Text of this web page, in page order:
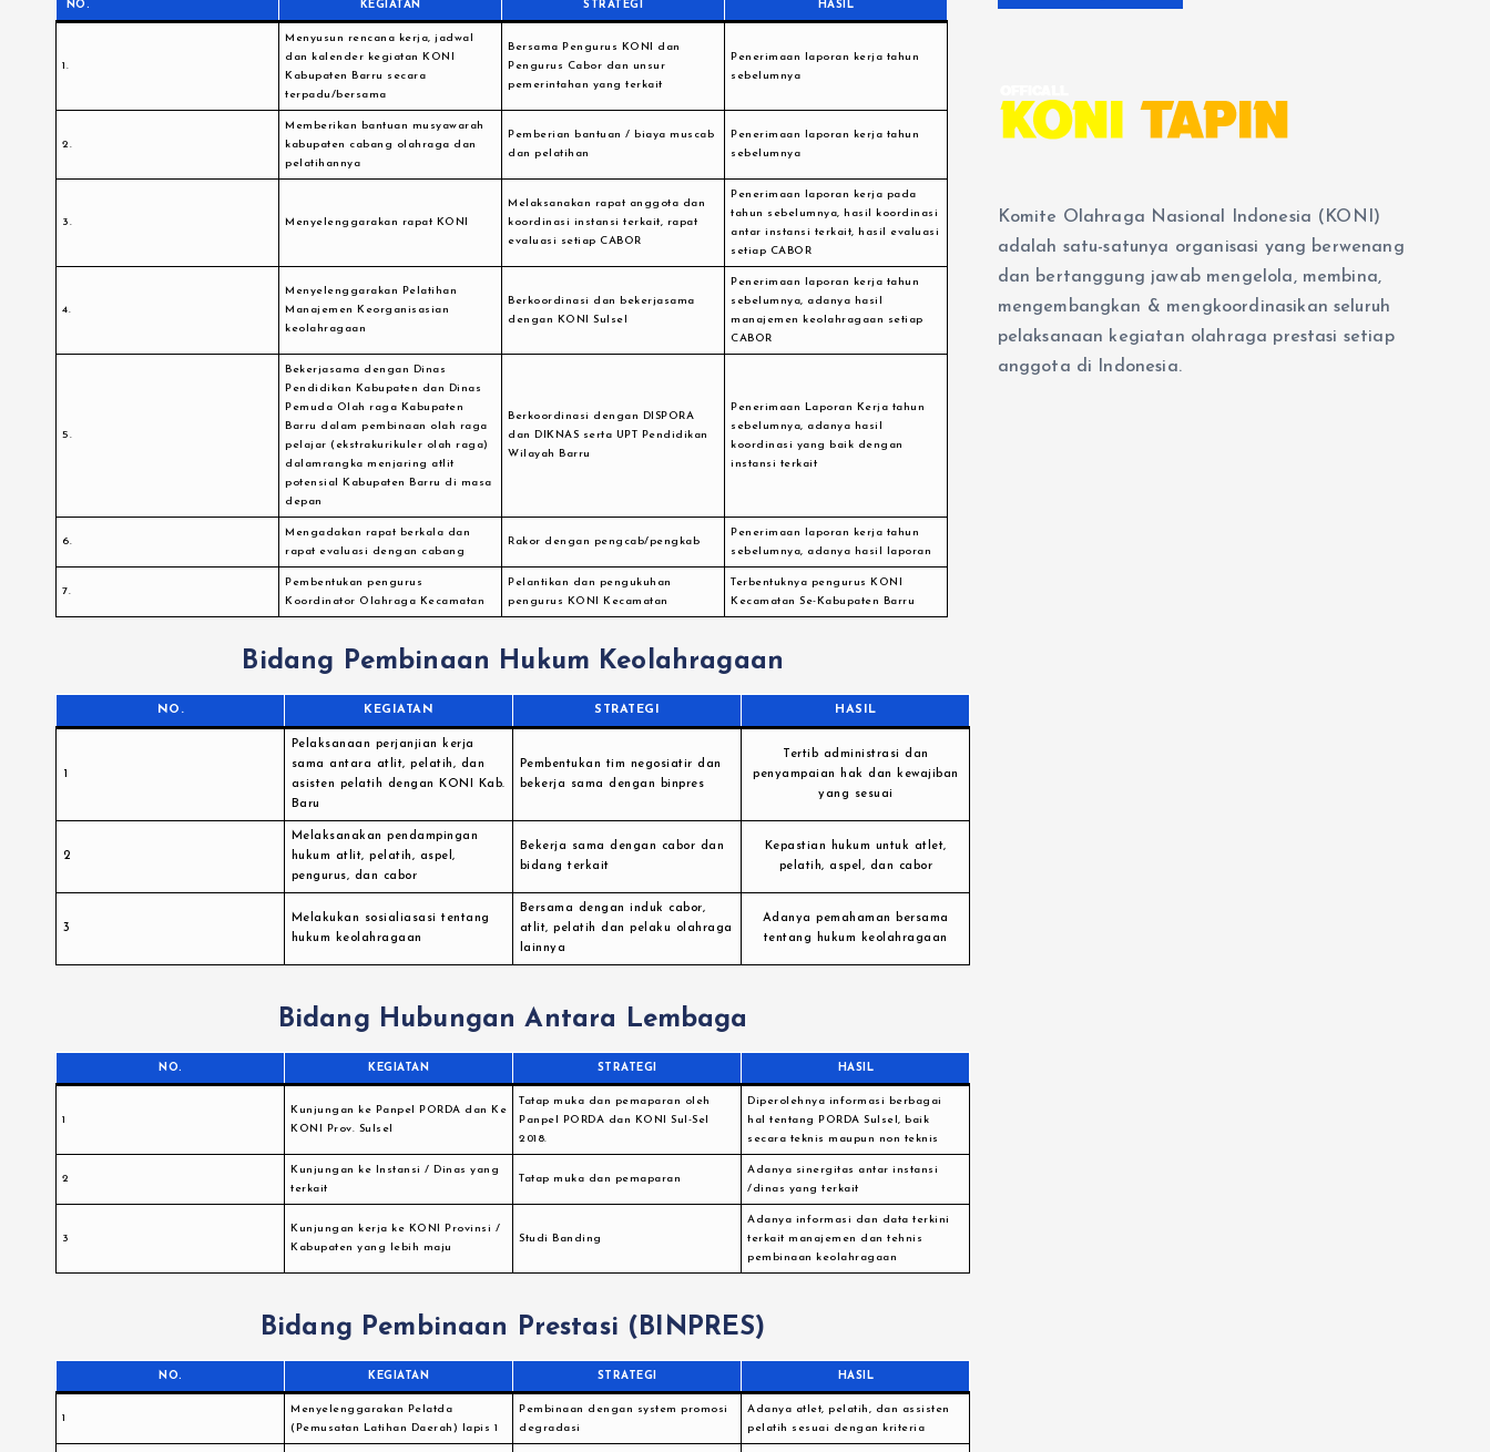
NO. KEGIATAN STRATEGI HASIL
1.
Menyusun rencana kerja, jadwal
dan kalender kegiatan KONI
Kabupaten Barru secara
terpadu/bersama
Bersama Pengurus KONI dan
Pengurus Cabor dan unsur
pemerintahan yang terkait
Penerimaan laporan kerja tahun
sebelumnya
2.
Memberikan bantuan musyawarah
kabupaten cabang olahraga dan
pelatihannya
Pemberian bantuan / biaya muscab
dan pelatihan
Penerimaan laporan kerja tahun
sebelumnya
3. Menyelenggarakan rapat KONI
Melaksanakan rapat anggota dan
koordinasi instansi terkait, rapat
evaluasi setiap CABOR
Penerimaan laporan kerja pada
tahun sebelumnya, hasil koordinasi
antar instansi terkait, hasil evaluasi
setiap CABOR
4.
Menyelenggarakan Pelatihan
Manajemen Keorganisasian
keolahragaan
Berkoordinasi dan bekerjasama
dengan KONI Sulsel
Penerimaan laporan kerja tahun
sebelumnya, adanya hasil
manajemen keolahragaan setiap
CABOR
5.
Bekerjasama dengan Dinas
Pendidikan Kabupaten dan Dinas
Pemuda Olah raga Kabupaten
Barru dalam pembinaan olah raga
pelajar (ekstrakurikuler olah raga)
dalamrangka menjaring atlit
potensial Kabupaten Barru di masa
depan
Berkoordinasi dengan DISPORA
dan DIKNAS serta UPT Pendidikan
Wilayah Barru
Penerimaan Laporan Kerja tahun
sebelumnya, adanya hasil
koordinasi yang baik dengan
instansi terkait
6.
Mengadakan rapat berkala dan
rapat evaluasi dengan cabang
Rakor dengan pengcab/pengkab
Penerimaan laporan kerja tahun
sebelumnya, adanya hasil laporan
7.
Pembentukan pengurus
Koordinator Olahraga Kecamatan
Pelantikan dan pengukuhan
pengurus KONI Kecamatan
Terbentuknya pengurus KONI
Kecamatan Se-Kabupaten Barru
Bidang Pembinaan Hukum Keolahragaan
NO. KEGIATAN STRATEGI HASIL
1
Pelaksanaan perjanjian kerja
sama antara atlit, pelatih, dan
asisten pelatih dengan KONI Kab.
Baru
Pembentukan tim negosiatir dan
bekerja sama dengan binpres
Tertib administrasi dan
penyampaian hak dan kewajiban
yang sesuai
2
Melaksanakan pendampingan
hukum atlit, pelatih, aspel,
pengurus, dan cabor
Bekerja sama dengan cabor dan
bidang terkait
Kepastian hukum untuk atlet,
pelatih, aspel, dan cabor
3
Melakukan sosialiasasi tentang
hukum keolahragaan
Bersama dengan induk cabor,
atlit, pelatih dan pelaku olahraga
lainnya
Adanya pemahaman bersama
tentang hukum keolahragaan
Bidang Hubungan Antara Lembaga
NO. KEGIATAN STRATEGI HASIL
1
Kunjungan ke Panpel PORDA dan Ke
KONI Prov. Sulsel
Tatap muka dan pemaparan oleh
Panpel PORDA dan KONI Sul-Sel
2018.
Diperolehnya informasi berbagai
hal tentang PORDA Sulsel, baik
secara teknis maupun non teknis
2
Kunjungan ke Instansi / Dinas yang
terkait
Tatap muka dan pemaparan
Adanya sinergitas antar instansi
/dinas yang terkait
3
Kunjungan kerja ke KONI Provinsi /
Kabupaten yang lebih maju
Studi Banding
Adanya informasi dan data terkini
terkait manajemen dan tehnis
pembinaan keolahragaan
Bidang Pembinaan Prestasi (BINPRES)
NO. KEGIATAN STRATEGI HASIL
1
Menyelenggarakan Pelatda
(Pemusatan Latihan Daerah) lapis 1
Pembinaan dengan system promosi
degradasi
Adanya atlet, pelatih, dan assisten
pelatih sesuai dengan kriteria
Komite Olahraga Nasional Indonesia (KONI)
adalah satu-satunya organisasi yang berwenang
dan bertanggung jawab mengelola, membina,
mengembangkan & mengkoordinasikan seluruh
pelaksanaan kegiatan olahraga prestasi setiap
anggota di Indonesia.